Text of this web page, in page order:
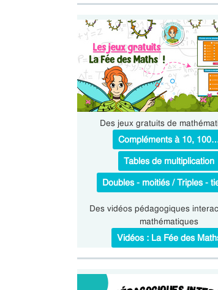
Des jeux gratuits de
Compléments à 10,
Tables de multiplication
Doubles - moitiés / Triples -
Des vidéos pédagogiques
mathématiques
Vidéos : La Fée des